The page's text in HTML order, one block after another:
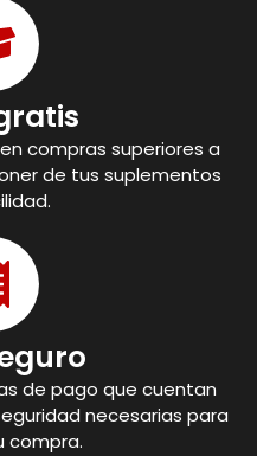
compras superiores a
de tus suplementos
de pago que cuentan
necesarias para
compra.